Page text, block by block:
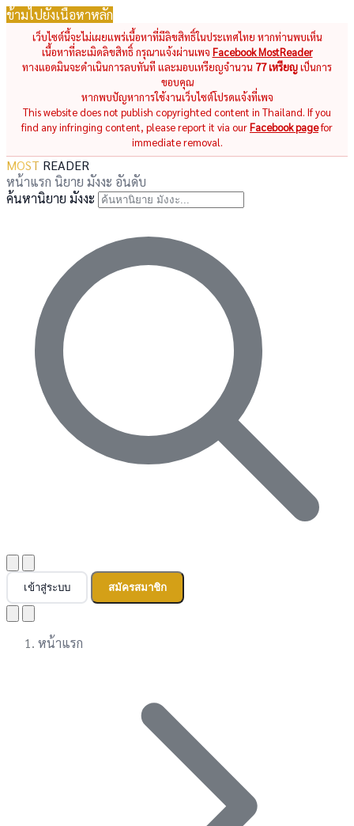
ข้ามไปยังเนื้อหาหลัก
เว็บไซต์นี้จะไม่เผยแพร่เนื้อหาที่มีลิขสิทธิ์ในประเทศไทย หากท่านพบเห็น
เนื้อหาที่ละเมิดลิขสิทธิ์ กรุณาแจ้งผ่านเพจ Facebook MostReader
ทางแอดมินจะดำเนินการลบทันที และมอบเหรียญจำนวน 77 เหรียญเป็นการ
ขอบคุณ
หากพบปัญหาการใช้งานเว็บไซต์โปรดแจ้งที่เพจ
This website does not publish copyrighted content in Thailand. If you
find any infringing content, please report it via ourFacebook pagefor
immediate removal.
MOST READER
หน้าแรก นิยาย มังงะ อันดับ
ค้นหานิยาย มังงะ
เข้าสู่ระบบ สมัครสมาชิก
หน้าแรก